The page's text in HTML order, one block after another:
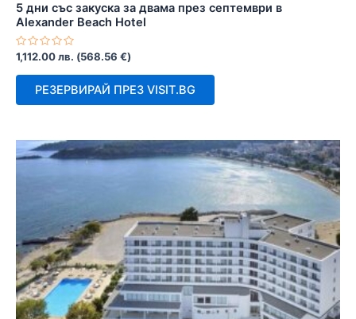
5 дни със закуска за двама през септември в
Alexander Beach Hotel
Оценено
с
0
1,112.00лв. (568.56 €)
РЕЗЕРВИРАЙ ПРЕЗ VISIT.BG